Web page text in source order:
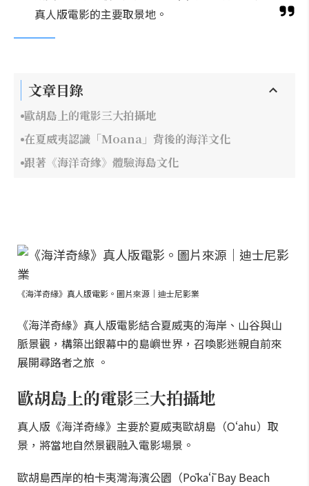
真人版電影的主要取景地。
文章目錄
歐胡島上的電影三大拍攝地
在夏威夷認識「Moana」背後的海洋文化
跟著《海洋奇緣》體驗海島文化
《海洋奇緣》真人版電影。圖片來源｜迪士尼影業
《海洋奇緣》真人版電影結合夏威夷的海岸、山谷與山
脈景觀，構築出銀幕中的島嶼世界，召喚影迷親自前來
展開尋路者之旅 。
歐胡島上的電影三大拍攝地
真人版《海洋奇緣》主要於夏威夷歐胡島（Oʻahu）取
景，將當地自然景觀融入電影場景。
歐胡島西岸的柏卡夷灣海濱公園（Pōkaʻī Bay Beach